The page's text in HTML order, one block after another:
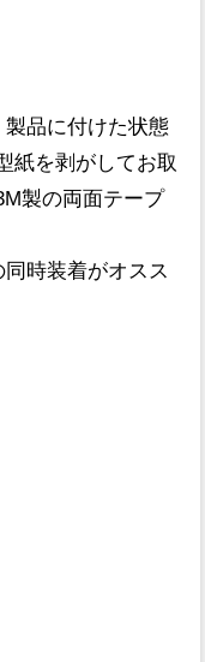
品に付けた状態
紙を剥がしてお取
製の両面テープ
同時装着がオスス